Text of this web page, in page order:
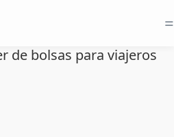
=
de bolsas para viajeros